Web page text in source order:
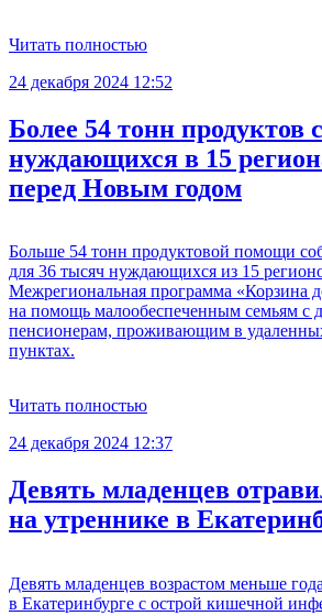
Читать полностью
24 декабря 2024 12:52
Более 54 тонн продуктов
нуждающихся в 15
перед Новым годом
Больше 54 тонн продуктовой помощи
для 36 тысяч нуждающихся из 15
Межрегиональная программа «Корзина
на помощь малообеспеченным семьям с
пенсионерам, проживающим в
пунктах.
Читать полностью
24 декабря 2024 12:37
Девять младенцев
на утреннике в
Девять младенцев возрастом меньше
в Екатеринбурге с острой кишечной